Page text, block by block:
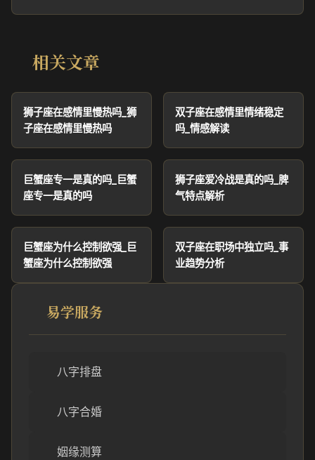
相关文章
狮子座在感情里慢热吗_狮
子座在感情里慢热吗
双子座在感情里情绪稳定
吗_情感解读
巨蟹座专一是真的吗_巨蟹
座专一是真的吗
狮子座爱冷战是真的吗_脾
气特点解析
巨蟹座为什么控制欲强_巨
蟹座为什么控制欲强
双子座在职场中独立吗_事
业趋势分析
易学服务
八字排盘
八字合婚
姻缘测算